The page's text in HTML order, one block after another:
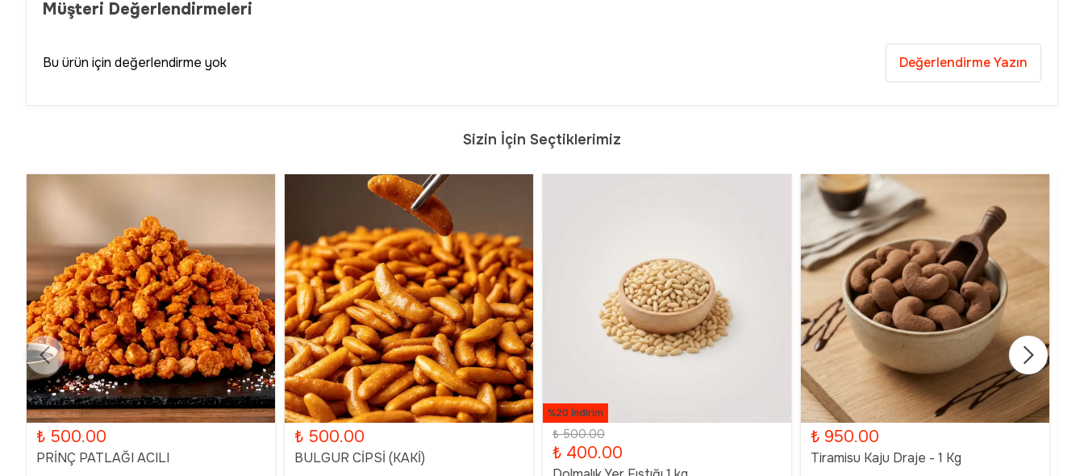
Müşteri Değerlendirmeleri
Bu ürün için değerlendirme yok Değerlendirme Yazın
Sizin İçin Seçtiklerimiz
₺ 500.00
PRİNÇ PATLAĞI ACILI
₺ 500.00
BULGUR CİPSİ (KAKİ)
%20 İndirim
₺ 500.00
₺ 400.00
₺ 950.00
Tiramisu Kaju Draje - 1 Kg